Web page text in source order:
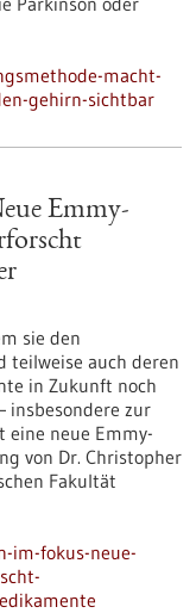
macht-
gehirn-sichtbar
Emmy-
sie den
teilweise auch deren
in Zukunft noch
insbesondere zur
eine neue Emmy-
von Dr. Christopher
Fakultät
fokus-neue-